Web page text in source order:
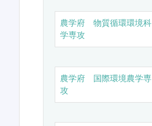
農学府 物質循環環境科
学専攻
農学府 国際環境農学専
攻